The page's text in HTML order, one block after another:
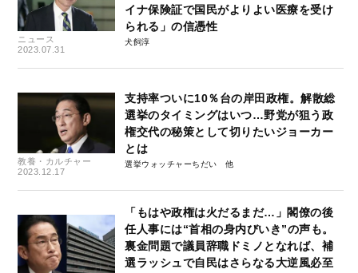
ニュース
2023.07.31
イナ保険証で国民がよりよい医療を受け
られる」の信憑性
犬飼淳
教養・カルチャー
2023.12.17
支持率ついに10％台の岸田政権。解散総
選挙のタイミングはいつ…野党が狙う政
権交代の秘策として切りたいジョーカー
とは
選挙ウォッチャーちだい
「もはや政権は火だるまだ…」閣僚の後
任人事には“首相の身内びいき”の声も。
裏金問題で議員辞職ドミノとなれば、補
選ラッシュで自民はさらなる大逆風必至